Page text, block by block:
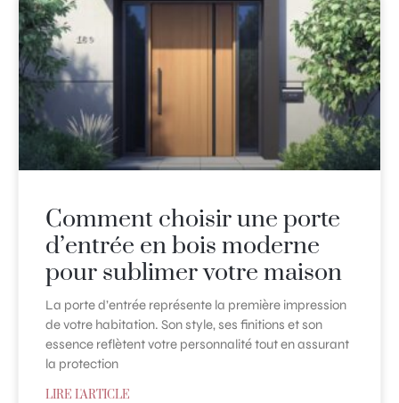
Comment choisir une porte
d’entrée en bois moderne
pour sublimer votre maison
La porte d’entrée représente la première impression
de votre habitation. Son style, ses finitions et son
essence reflètent votre personnalité tout en assurant
la protection
LIRE L'ARTICLE